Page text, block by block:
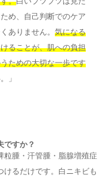
め、自己判断でのケア
ありません。 気になる
ることが、肌への負担
ための大切な一歩です
」
ですか？
粒腫・汗管腫・脂腺増殖症
けるだけです。白ニキビも